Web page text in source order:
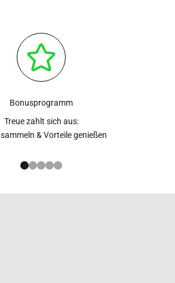
Bonusprogramm
Treue zahlt sich aus:
sammeln & Vorteile genießen
Gehe zu Element 1
Gehe zu Element 2
Gehe zu Element 3
Gehe zu Element 4
Gehe zu Element 5